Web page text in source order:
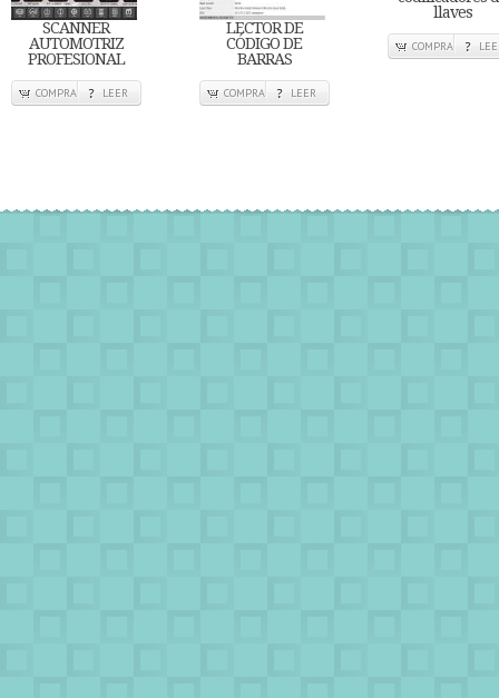
SCANNER
AUTOMOTRIZ
PROFESIONAL
COMPRA LEER
LECTOR DE
CÓDIGO DE
BARRAS
COMPRA LEER
llaves
COMPRA